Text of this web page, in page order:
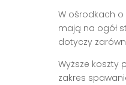
W ośrodkach o
mają na ogół
dotyczy
Wyższe koszty
zakres